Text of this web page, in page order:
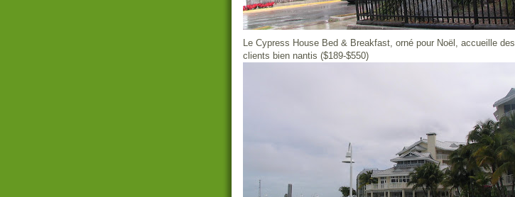
Le Cypress House Bed & Breakfast, orné pour Noël, accueille des
clients bien nantis ($189-$550)